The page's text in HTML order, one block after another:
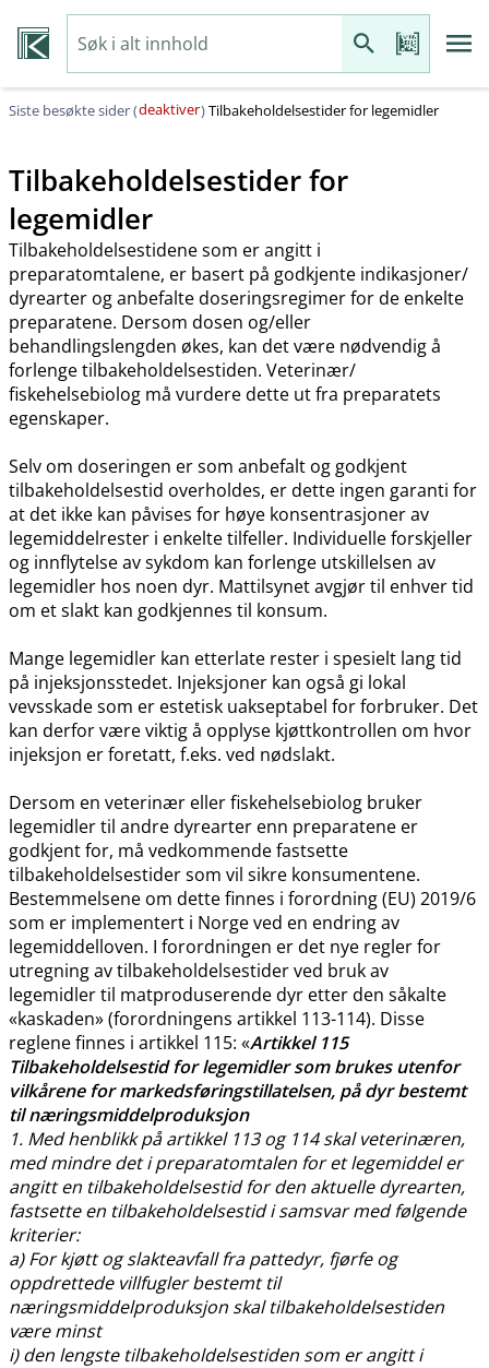
Siste besøkte sider (deaktiver)Tilbakeholdelsestider for legemidler
Tilbakeholdelsestider for
legemidler
Tilbakeholdelsestidene som er angitt i
preparatomtalene, er basert på godkjente indikasjoner​/​
dyrearter og anbefalte doseringsregimer for de enkelte
preparatene. Dersom dosen og​/​eller
behandlingslengden økes, kan det være nødvendig å
forlenge tilbakeholdelsestiden. Veterinær​/​
fiskehelsebiolog må vurdere dette ut fra preparatets
egenskaper.
Selv om doseringen er som anbefalt og godkjent
tilbakeholdelsestid overholdes, er dette ingen garanti for
at det ikke kan påvises for høye konsentrasjoner av
legemiddelrester i enkelte tilfeller. Individuelle forskjeller
og innflytelse av sykdom kan forlenge utskillelsen av
legemidler hos noen dyr. Mattilsynet avgjør til enhver tid
om et slakt kan godkjennes til konsum.
Mange legemidler kan etterlate rester i spesielt lang tid
på injeksjonsstedet. Injeksjoner kan også gi lokal
vevsskade som er estetisk uakseptabel for forbruker. Det
kan derfor være viktig å opplyse kjøttkontrollen om hvor
injeksjon er foretatt, f.eks. ved nødslakt.
Dersom en veterinær eller fiskehelsebiolog bruker
legemidler til andre dyrearter enn preparatene er
godkjent for, må vedkommende fastsette
tilbakeholdelsestider som vil sikre konsumentene.
Bestemmelsene om dette finnes i forordning (EU) 2019/6
som er implementert i Norge ved en endring av
legemiddelloven. I forordningen er det nye regler for
utregning av tilbakeholdelsestider ved bruk av
legemidler til matproduserende dyr etter den såkalte
«kaskaden» (forordningens artikkel 113-114). Disse
reglene finnes i artikkel 115: «Artikkel 115
Tilbakeholdelsestid for legemidler som brukes utenfor
vilkårene for markedsføringstillatelsen, på dyr bestemt
til næringsmiddelproduksjon
1. Med henblikk på artikkel 113 og 114 skal veterinæren,
med mindre det i preparatomtalen for et legemiddel er
angitt en tilbakeholdelsestid for den aktuelle dyrearten,
fastsette en tilbakeholdelsestid i samsvar med følgende
kriterier:
a) For kjøtt og slakteavfall fra pattedyr, fjørfe og
oppdrettede villfugler bestemt til
næringsmiddelproduksjon skal tilbakeholdelsestiden
være minst
i) den lengste tilbakeholdelsestiden som er angitt i